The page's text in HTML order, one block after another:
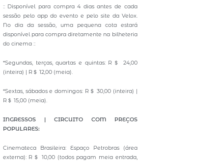
:: Disponível para compra 4 dias antes de cada
sessão pelo app do evento e pelo site da Velox.
No dia da sessão, uma pequena cota estará
disponível para compra diretamente na bilheteria
do cinema ::
*Segundas, terças, quartas e quintas: R＄ 24,00
(inteira) | R＄ 12,00 (meia).
*Sextas, sábados e domingos: R＄ 30,00 (inteira) |
R＄ 15,00 (meia).
INGRESSOS | CIRCUITO COM PREÇOS
POPULARES:
Cinemateca Brasileira: Espaço Petrobras (área
externa): R＄ 10,00 (todos pagam meia entrada,